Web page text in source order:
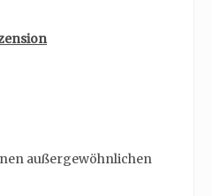
außergewöhnlichen